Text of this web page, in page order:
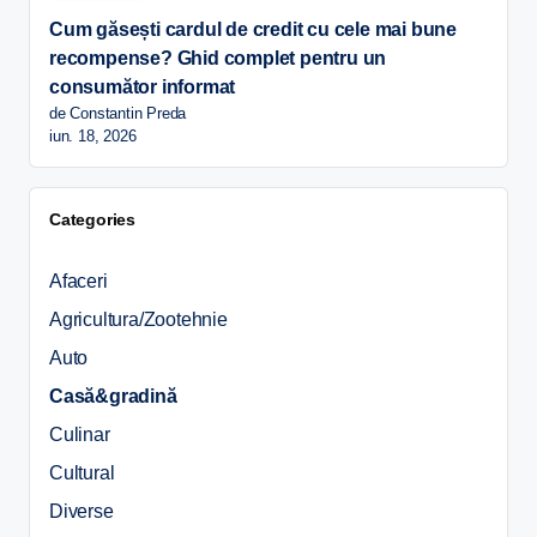
Cum găsești cardul de credit cu cele mai bune
recompense? Ghid complet pentru un
consumător informat
de Constantin Preda
iun. 18, 2026
Categories
Afaceri
Agricultura/Zootehnie
Auto
Casă&gradină
Culinar
Cultural
Diverse